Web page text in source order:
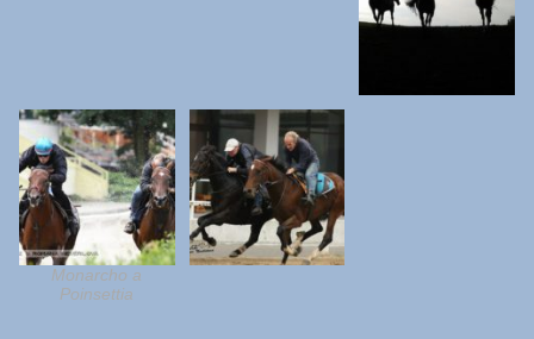
Monarcho a
Poinsettia